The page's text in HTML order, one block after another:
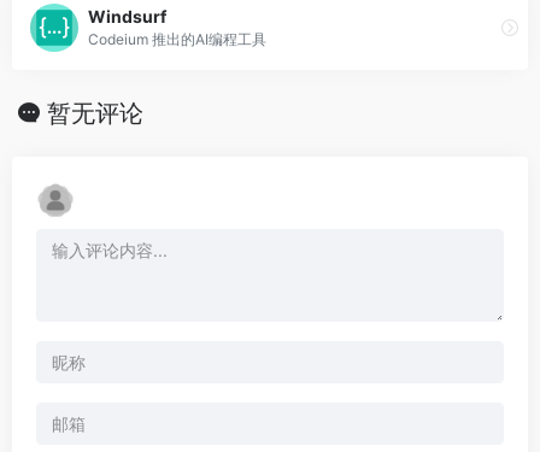
Windsurf
Codeium 推出的AI编程工具
暂无评论